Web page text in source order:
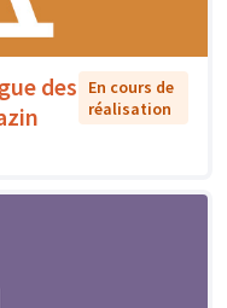
des
En cours de
réalisation